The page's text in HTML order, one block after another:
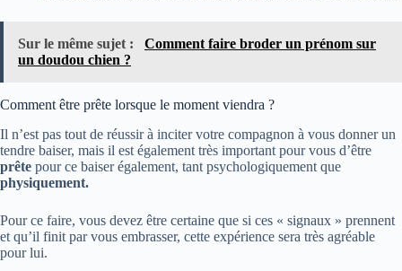
Sur le même sujet :
Comment faire broder un prénom sur
un doudou chien ?
Comment être prête lorsque le moment viendra ?
Il n’est pas tout de réussir à inciter votre compagnon à vous donner un
tendre baiser, mais il est également très important pour vous d’être
prête pour ce baiser également, tant psychologiquement que
physiquement.
Pour ce faire, vous devez être certaine que si ces « signaux » prennent
et qu’il finit par vous embrasser, cette expérience sera très agréable
pour lui.